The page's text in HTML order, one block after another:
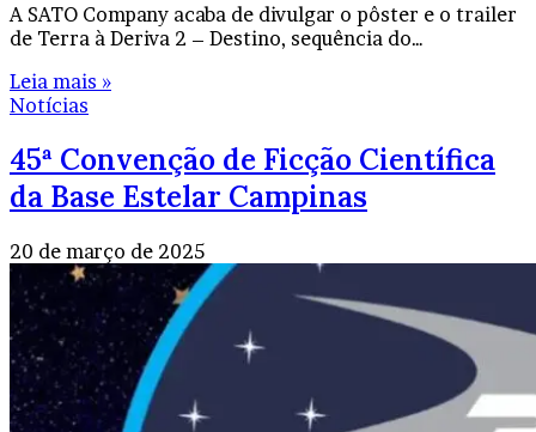
A SATO Company acaba de divulgar o pôster e o trailer
de Terra à Deriva 2 – Destino, sequência do…
Leia mais »
Notícias
45ª Convenção de Ficção Científica
da Base Estelar Campinas
20 de março de 2025